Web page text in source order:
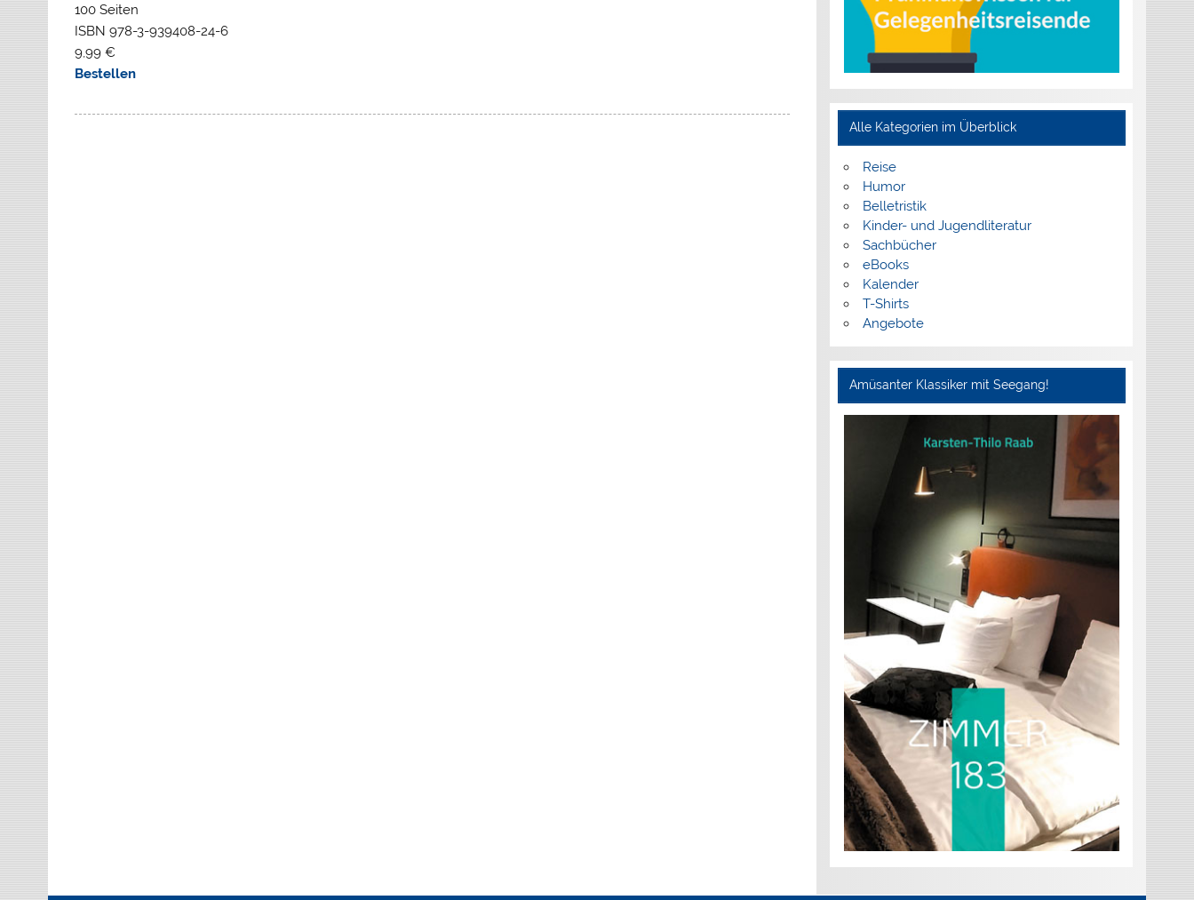
100 Seiten
ISBN 978-3-939408-24-6
9,99 €
Bestellen
Alle Kategorien im Überblick
Reise
Humor
Belletristik
Kinder- und Jugendliteratur
Sachbücher
eBooks
Kalender
T-Shirts
Angebote
Amüsanter Klassiker mit Seegang!